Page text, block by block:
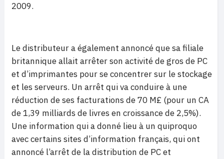
2009.
Le distributeur a également annoncé que sa filiale
britannique allait arrêter son activité de gros de PC
et d’imprimantes pour se concentrer sur le stockage
et les serveurs. Un arrêt qui va conduire à une
réduction de ses facturations de 70 M£ (pour un CA
de 1,39 milliards de livres en croissance de 2,5%).
Une information qui a donné lieu à un quiproquo
avec certains sites d’information français, qui ont
annoncé l’arrêt de la distribution de PC et